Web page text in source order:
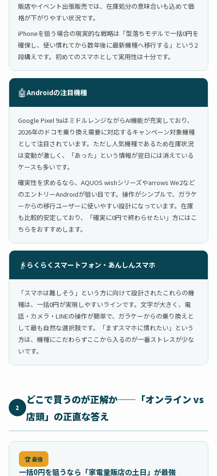
販店やイベント出張販売では、在庫処分の意味合いも込めて価
格が下がりやすい状況です。
iPhoneを狙う場合の現実的な戦略は「型落ちモデルで一括0円を
確保し、使い慣れてから数年後に最新機種へ移行する」という2
段構えです。初めてのスマホとして実用性は十分です。
🤖Androidの注目機種
Google Pixel 9aはミドルレンジながらAI機能が充実しており、
2026年のドコモ乗り換え需要に対応するキャンペーン対象機種
として注目されています。ただし人気機種であるため在庫状況
は変動が激しく、「あった」という情報が翌日には消えている
ケースも多いです。
確実性を求めるなら、AQUOS wishシリーズやarrows We2など
のエントリーAndroidが狙い目です。操作がシンプルで、ガラケ
ーからの移行ユーザーに使いやすい設計になっています。在庫
も比較的安定しており、「確実に0円で終わらせたい」方にはこ
ちらをおすすめします。
👴 らくらくスマートフォン・あんしんスマホ
「スマホは難しそう」という方に向けて設計されたこれらの機
種は、一括0円が実現しやすいラインです。文字が大きく、電
話・カメラ・LINEの操作が簡単で、ガラケーからの乗り換えと
して最も自然な選択肢です。「まずスマホに慣れたい」という
方は、機種にこだわらずここから入るのが一番ストレスが少な
いです。
2
どこで買うのが正解か——「オンライン vs
店頭」の正直な答え
🏆 最強
一括0円を狙うなら「家電量販店の土日」が最強